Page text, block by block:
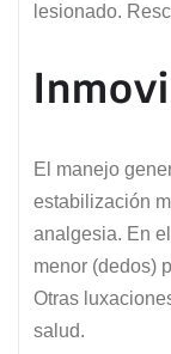
lesionado.
El manejo
estabilización
analgesia. En
menor (dedos)
Otras
salud.